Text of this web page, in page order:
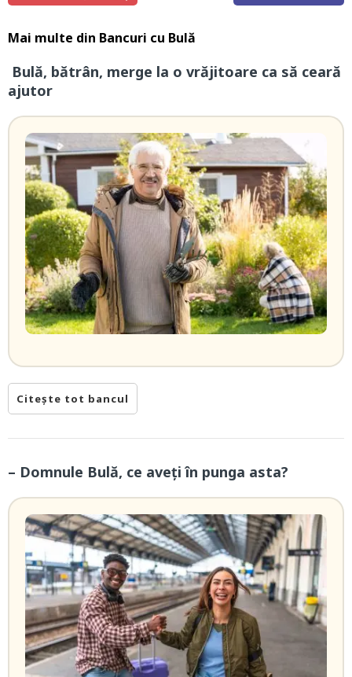
Mai multe din Bancuri cu Bulă
Bulă, bătrân, merge la o vrăjitoare ca să ceară
ajutor
Citește tot bancul
– Domnule Bulă, ce aveți în punga asta?